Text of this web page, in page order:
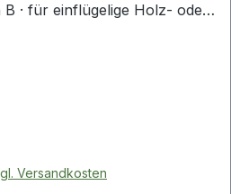
· für einflügelige Holz- oder
9 mm Vierkant · Stulplänge
Schlosskasten
Eigenschaften: · Riegel: Stahl
Versandkosten